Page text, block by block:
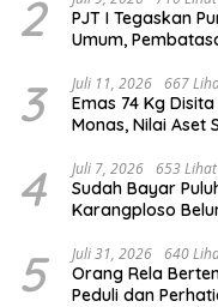
2
PJT I Tegaskan
Umum,
3 Juli 11, 2026 667
Emas 74 Kg
Monas, Nilai Aset
4 Juli 7, 2026 653 Lihat
Sudah Bayar
Karangploso
5 Juli 31, 2026 640
Orang Rela
Peduli dan